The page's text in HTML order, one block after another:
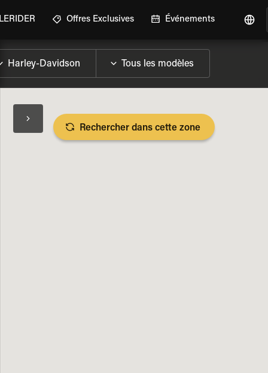
Offres Exclusives Événements
SPÉCIFICATIONS DE LA MOTO
Rechercher dans cette zone